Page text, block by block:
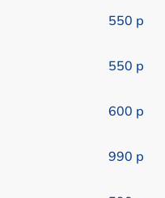
550 р
550 р
600 р
990 р